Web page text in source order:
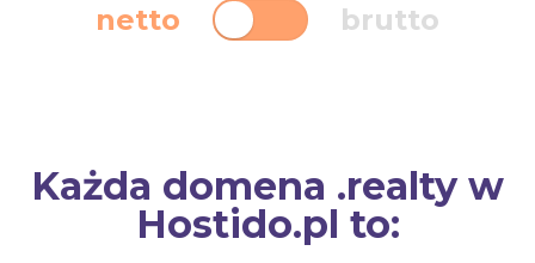
netto brutto
Każda domena .realty w
Hostido.pl to: